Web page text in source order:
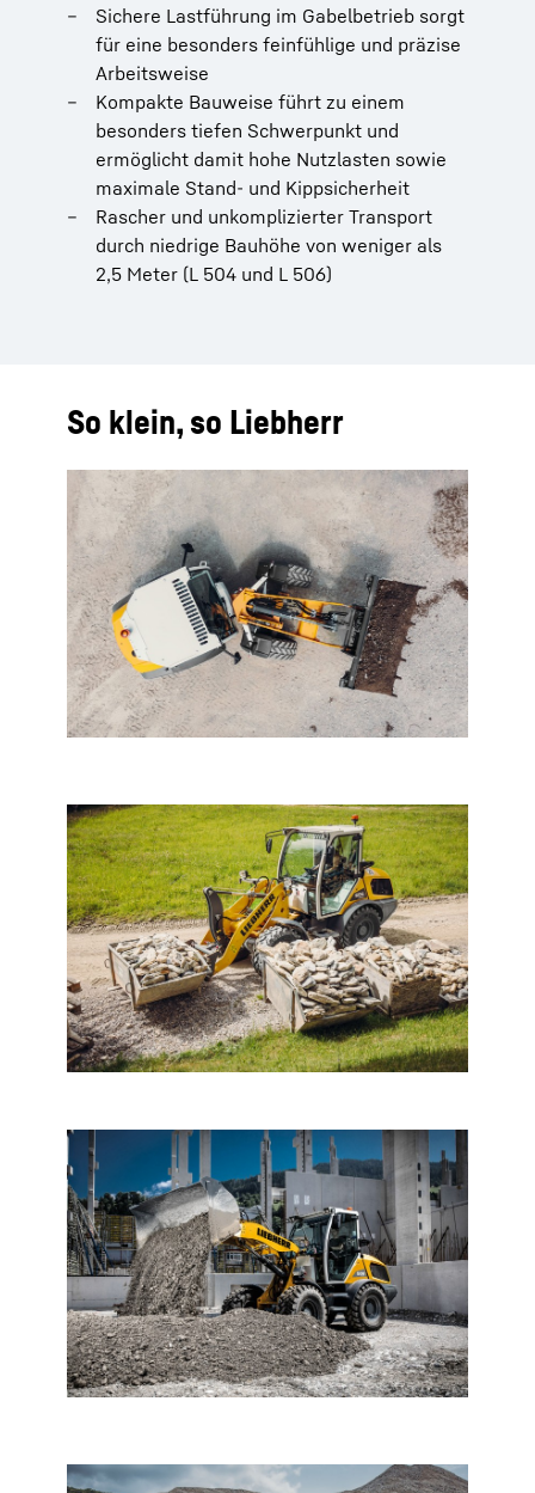
Sichere Lastführung im Gabelbetrieb sorgt
für eine besonders feinfühlige und präzise
Arbeitsweise
Kompakte Bauweise führt zu einem
besonders tiefen Schwerpunkt und
ermöglicht damit hohe Nutzlasten sowie
maximale Stand- und Kippsicherheit
Rascher und unkomplizierter Transport
durch niedrige Bauhöhe von weniger als
2,5 Meter (L 504 und L 506)
So klein, so Liebherr